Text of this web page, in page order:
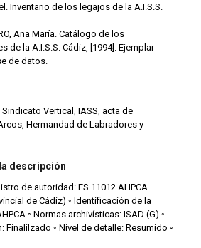
Inventario de los legajos de la A.I.S.S.
Ana María. Catálogo de los
de la A.I.S.S. Cádiz, [1994]. Ejemplar
de datos.
Vertical, IASS, acta de
Hermandad de Labradores y
descripción
de autoridad: ES.11012.AHPCA
de Cádiz) ◦ Identificación de la
◦ Normas archivísticas: ISAD (G) ◦
Finalilzado ◦ Nivel de detalle: Resumido ◦